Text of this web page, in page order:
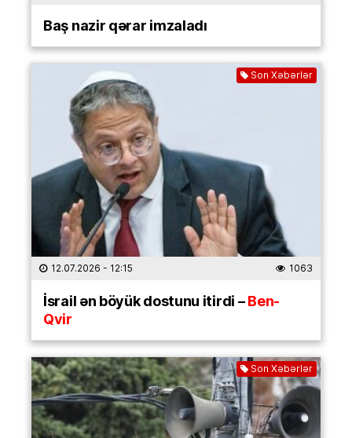
Baş nazir qərar imzaladı
Son Xəbərlər
12.07.2026 - 12:15 1063
İsrail ən böyük dostunu itirdi –Ben-
Qvir
Son Xəbərlər